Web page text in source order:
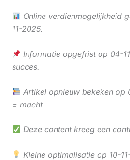
Online verdienmogelijkheid
11-2025.
Informatie opgefrist op 04-
succes.
Artikel opnieuw bekeken op
= macht.
Deze content kreeg een
Kleine optimalisatie op 10-